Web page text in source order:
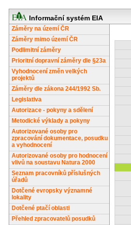
Informační systém EIA
Záměry na území ČR
Záměry mimo území ČR
Podlimitní záměry
Prioritní dopravní záměry dle §23a
Vyhodnocení změn velkých
projektů
Záměry dle zákona 244/1992 Sb.
Legislativa
Autorizace - pokyny a sdělení
Metodické výklady a pokyny
Autorizované osoby pro
zpracování dokumentace, posudku
a vyhodnocení
Autorizované osoby pro hodnocení
vlivů na soustavu Natura 2000
Seznam pracovníků příslušných
úřadů
Dotčené evropsky významné
lokality
Dotčené ptačí oblasti
Přehled zpracovatelů posudků